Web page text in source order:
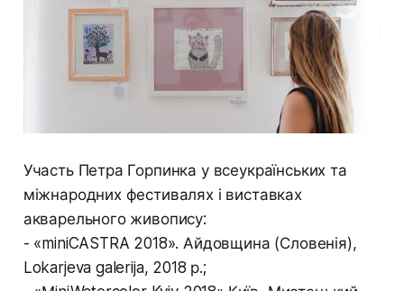
Участь Петра Горпинка у всеукраїнських та
міжнародних фестивалях і виставках
акварельного живопису:
- «miniCASTRA 2018». Айдовщина (Словенія),
Lokarjeva galerija, 2018 р.;